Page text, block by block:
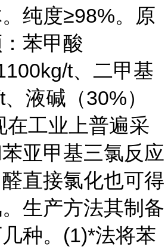
纯度≥98%。原
苯甲酸
t、二甲基
液碱（30%）
在工业上普遍采
亚甲基三氯反应
直接氯化也可得
生产方法其制备
种。(1)*法将苯